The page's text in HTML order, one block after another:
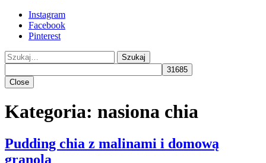
Instagram
Facebook
Pinterest
Szukaj
Close
Kategoria: nasiona chia
Pudding chia z malinami i domową
granolą